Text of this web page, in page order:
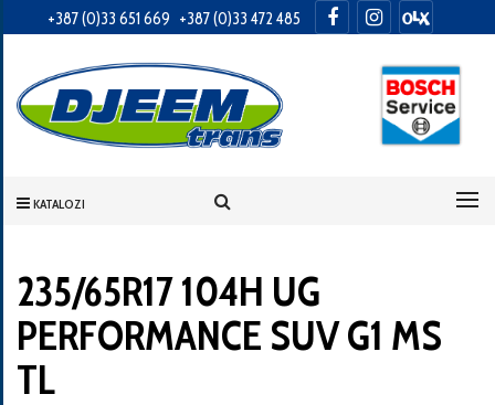
+387 (0)33 651 669 +387 (0)33 472 485
KATALOZI
Informacije
o
Vaša
adresa
235/65R17 104H UG
PERFORMANCE SUV G1 MS
TL